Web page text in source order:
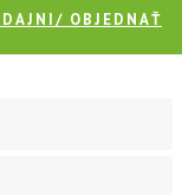
OBJEDNAŤ